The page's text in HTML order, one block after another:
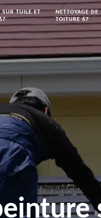
SUR TUILE ET
NETTOYAGE DE
TOITURE 67